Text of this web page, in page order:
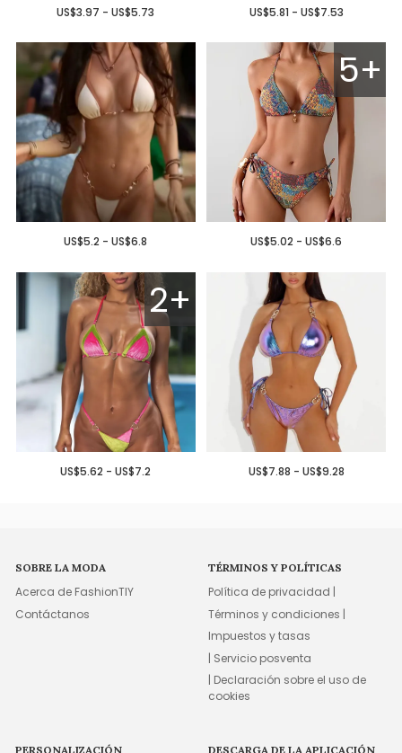
US$3.97 - US$5.73 US$5.81 - US$7.53
US$5.2 - US$6.8
5+
US$5.02 - US$6.6
2+
US$5.62 - US$7.2 US$7.88 - US$9.28
SOBRE LA MODA
Acerca de FashionTIY
Contáctanos
TÉRMINOS Y POLÍTICAS
Política de privacidad |
Términos y condiciones |
Impuestos y tasas
| Servicio posventa
| Declaración sobre el uso de
cookies
PERSONALIZACIÓN DESCARGA DE LA APLICACIÓN